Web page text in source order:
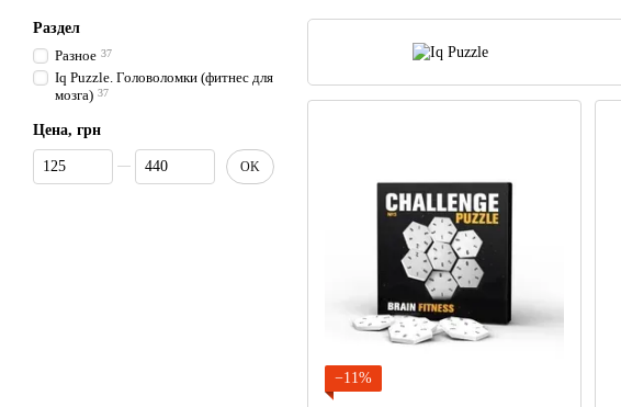
−11%
Раздел
Разное 37
Iq Puzzle. Головоломки (фитнес для
мозга) 37
Цена, грн
От Цена, грн
До Цена, грн
OK